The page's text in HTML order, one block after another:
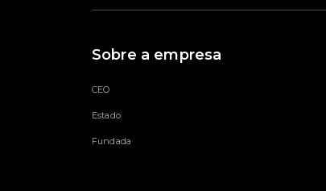
Sobre a empresa
CEO
Estado
Fundada